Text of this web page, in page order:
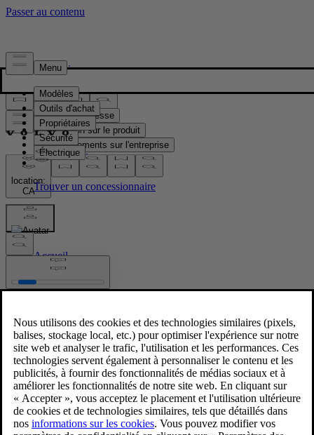
Presse & Médias
Matériel de presse
Information sur le produit
Renseignements sur l'entreprise
Contacts médias
location:
CA
Images
Accueil
/
V60 T8 Silver Dawn
9/3/2024
Favoris